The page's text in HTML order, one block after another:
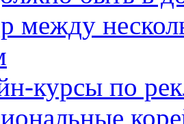
между
курсы по